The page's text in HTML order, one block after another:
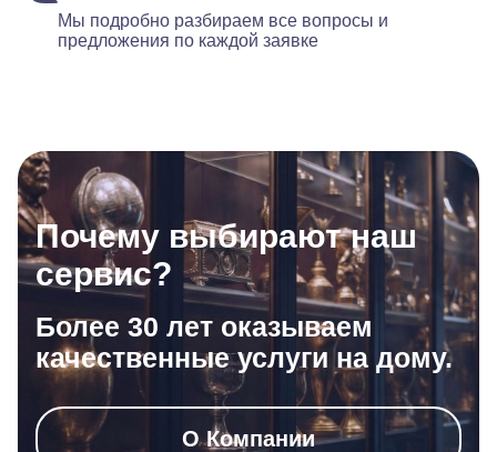
Мы подробно разбираем все вопросы и
предложения по каждой заявке
Почему выбирают наш
сервис?
Более 30 лет оказываем
качественные услуги на дому.
О Компании